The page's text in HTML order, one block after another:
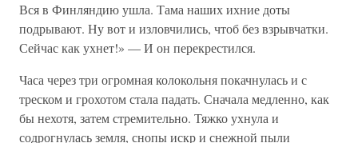
Вся в Финляндию ушла. Тама наших ихние доты
подрывают. Ну вот и изловчились, чтоб без взрывчатки.
Сейчас как ухнет!» — И он перекрестился.
Часа через три огромная колокольня покачнулась и с
треском и грохотом стала падать. Сначала медленно, как
бы нехотя, затем стремительно. Тяжко ухнула и
содрогнулась земля, снопы искр и снежной пыли